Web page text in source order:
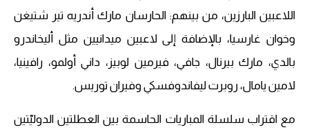
اللاعبين البارزين، من بينهم: الحارسان مارك أندريه تير شتيغن
وخوان غارسيا، بالإضافة إلى لاعبين ميدانيين مثل أليخاندرو
بالدي، مارك بيرنال، جافي، فيرمين لوبيز، داني أولمو، رافينيا،
لامين يامال، روبرت ليفاندوفسكي وفيران توريس.
مع اقتراب سلسلة المباريات الحاسمة بين العطلتين الدوليّتين